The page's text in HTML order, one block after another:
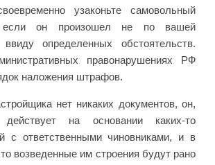
узаконьте самовольный
если он произошел не по вашей
определенных обстоятельств.
правонарушениях РФ
наложения штрафов.
нет никаких документов, он,
на основании каких-то
с ответственными чиновниками, и в
возведенные им строения будут рано